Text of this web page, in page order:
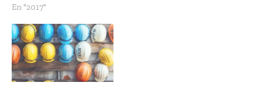
En "2017"